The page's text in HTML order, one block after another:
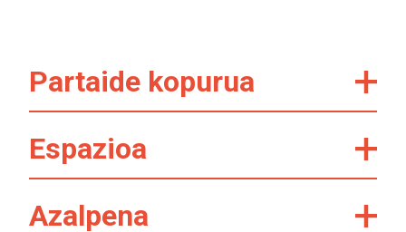
Partaide kopurua
Espazioa
Azalpena